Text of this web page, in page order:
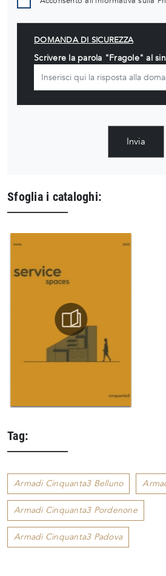
DOMANDA DI SICUREZZA
Scrivere la parola "Fragole" al
Invia
Sfoglia i cataloghi:
Tag:
Armadi Cinquanta3 Belluno
Armadi Cinquanta3 Pordenone
Armadi Cinquanta3 Padova